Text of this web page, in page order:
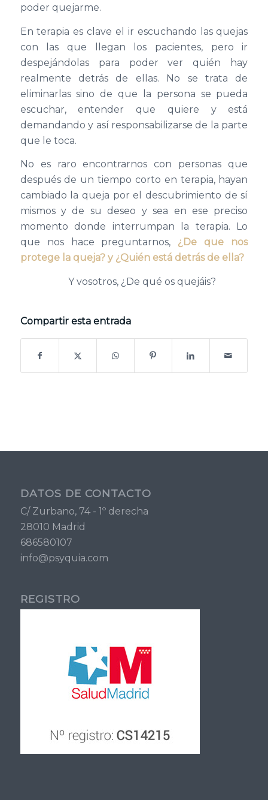
poder quejarme.
En terapia es clave el ir escuchando las quejas
con las que llegan los pacientes, pero ir
despejándolas para poder ver quién hay
realmente detrás de ellas. No se trata de
eliminarlas sino de que la persona se pueda
escuchar, entender que quiere y está
demandando y así responsabilizarse de la parte
que le toca.
No es raro encontrarnos con personas que
después de un tiempo corto en terapia, hayan
cambiado la queja por el descubrimiento de sí
mismos y de su deseo y sea en ese preciso
momento donde interrumpan la terapia. Lo
que nos hace preguntarnos, ¿ De que nos
protege la queja? y ¿Quién está detrás de ella?
Y vosotros, ¿De qué os quejáis?
Compartir esta entrada
DATOS DE CONTACTO
C/ Zurbano, 74 - 1º derecha
28010 Madrid
686580107
info@psyquia.com
REGISTRO